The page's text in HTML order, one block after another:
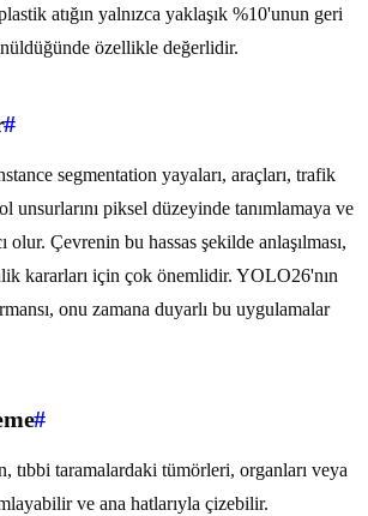
atığın yalnızca yaklaşık %10'unun geri
özellikle değerlidir.
#
segmentation yayaları, araçları, trafik
unsurlarını piksel düzeyinde tanımlamaya ve
olur. Çevrenin bu hassas şekilde anlaşılması,
kararları için çok önemlidir. YOLO26'nın
onu zamana duyarlı bu uygulamalar
#
tıbbi taramalardaki tümörleri, organları veya
ve ana hatlarıyla çizebilir.